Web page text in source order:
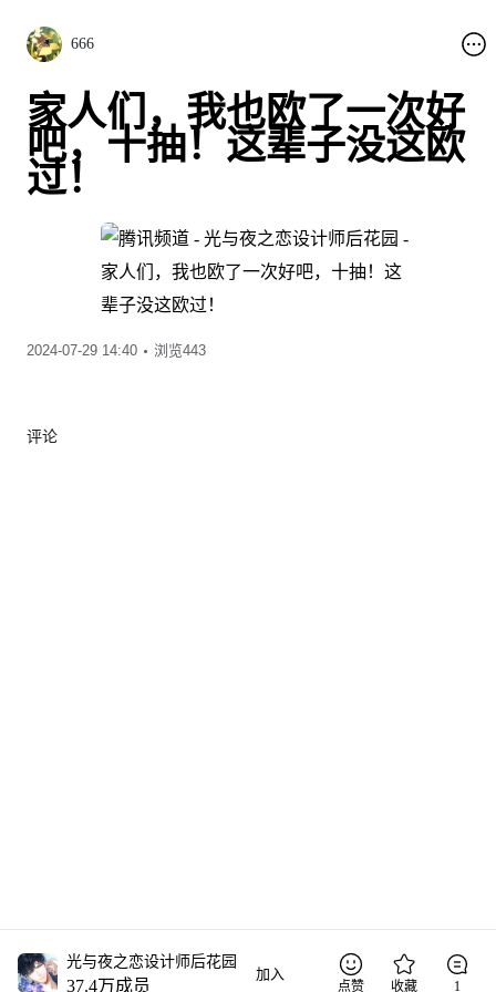
666
家人们，我也欧了一次好
吧，十抽！这辈子没这欧
过！
2024-07-29 14:40 浏览443
评论
光与夜之恋设计师后花园
37.4万成员
加入
点赞 收藏 1